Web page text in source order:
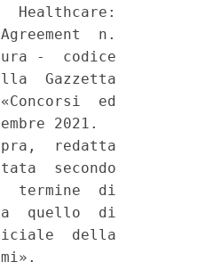
Healthcare:
n.
-  codice
Gazzetta
ed
2021.
redatta
secondo
termine  di
a  quello  di
della